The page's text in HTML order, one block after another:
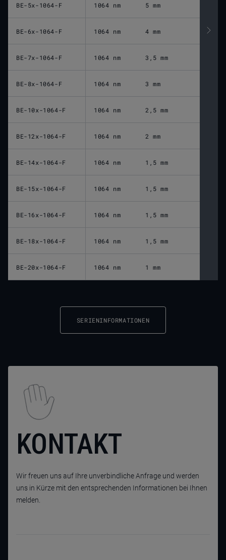
BE-5x-1064-F 1064 nm 5 mm
BE-6x-1064-F 1064 nm 4 mm
BE-7x-1064-F 1064 nm 3,5 mm
BE-8x-1064-F 1064 nm 3 mm
BE-10x-1064-F 1064 nm 2,5 mm
BE-12x-1064-F 1064 nm 2 mm
BE-14x-1064-F 1064 nm 1,5 mm
BE-15x-1064-F 1064 nm 1,5 mm
BE-16x-1064-F 1064 nm 1,5 mm
BE-18x-1064-F 1064 nm 1,5 mm
BE-20x-1064-F 1064 nm 1 mm
SERIENINFORMATIONEN
KONTAKT
Wir freuen uns auf Ihre unverbindliche Anfrage und werden
uns in Kürze mit den entsprechenden Informationen bei Ihnen
melden.